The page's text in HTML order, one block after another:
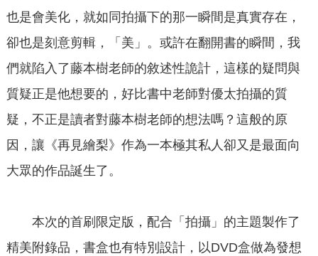
也是會美化，就如同拍攝下的那一瞬間是真實存在，
卻也是刻意剪輯，「美」。或許在翻開書的瞬間，我
們就陷入了藤本樹老師的敘述性詭計，這樣的疑問與
質疑正是他想要的，好比書中老師對優太拍攝的質
疑，不正是讀者對藤本樹老師的想法嗎？這般的原
因，讓《再見繪梨》作為一本極其私人卻又是最面向
大眾的作品誕生了。
本次的首刷限定版，配合「拍攝」的主題製作了
精美附錄品，書盒也有特別設計，以DVD盒做為發想